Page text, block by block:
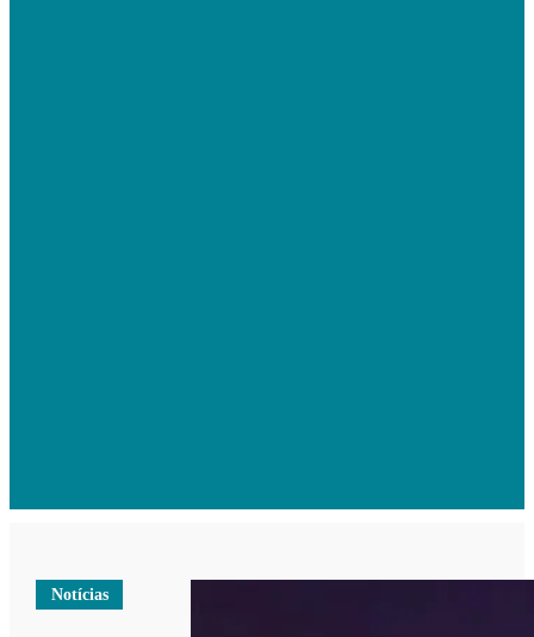
Notícias